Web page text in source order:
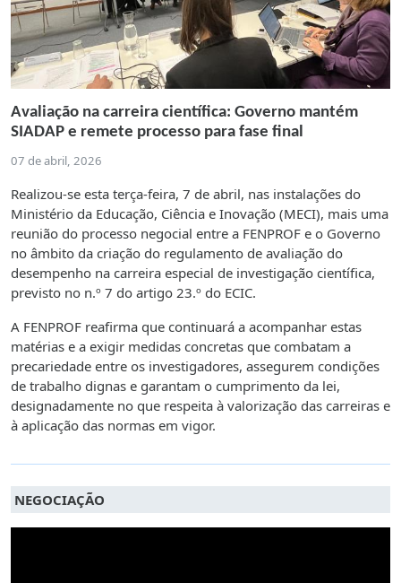
Avaliação na carreira científica: Governo mantém
SIADAP e remete processo para fase final
07 de abril, 2026
Realizou-se esta terça-feira, 7 de abril, nas instalações do
Ministério da Educação, Ciência e Inovação (MECI), mais uma
reunião do processo negocial entre a FENPROF e o Governo
no âmbito da criação do regulamento de avaliação do
desempenho na carreira especial de investigação científica,
previsto no n.º 7 do artigo 23.º do ECIC.
A FENPROF reafirma que continuará a acompanhar estas
matérias e a exigir medidas concretas que combatam a
precariedade entre os investigadores, assegurem condições
de trabalho dignas e garantam o cumprimento da lei,
designadamente no que respeita à valorização das carreiras e
à aplicação das normas em vigor.
NEGOCIAÇÃO